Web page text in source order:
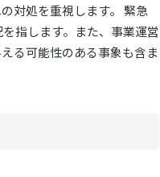
対処を重視します。 緊急
指します。また、事業運営
る可能性のある事象も含ま